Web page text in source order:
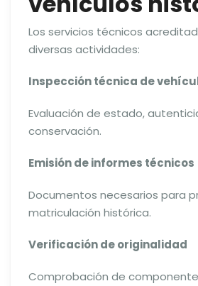
Los servicios técnicos
diversas actividades:
Inspección técnica de
Evaluación de estado,
conservación.
Emisión de informes técnicos
Documentos necesarios para
matriculación histórica.
Verificación de originalidad
Comprobación de